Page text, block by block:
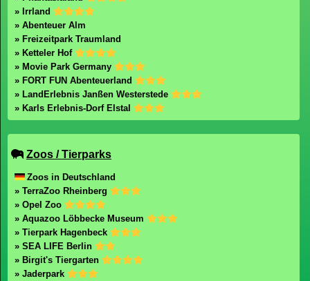
» Irrland
» Abenteuer Alm
» Freizeitpark Traumland
» Ketteler Hof
» Movie Park Germany
» FORT FUN Abenteuerland
» LandErlebnis Janßen Westerstede
» Karls Erlebnis-Dorf Elstal
Zoos / Tierparks
Zoos in Deutschland
» TerraZoo Rheinberg
» Opel Zoo
» Aquazoo Löbbecke Museum
» Tierpark Hagenbeck
» SEA LIFE Berlin
» Birgit's Tiergarten
» Jaderpark